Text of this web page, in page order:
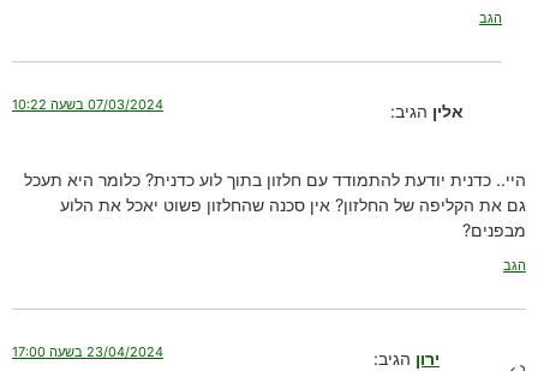
הגב
אלין הגיב: 07/03/2024 בשעה 10:22
היי.. כדנית יודעת להתמודד עם חלזון בתוך לוע כדנית? כלומר היא תעכל
גם את הקליפה של החלזון? אין סכנה שהחלזון פשוט יאכל את הלוע
מבפנים?
הגב
ירון הגיב: 23/04/2024 בשעה 17:00